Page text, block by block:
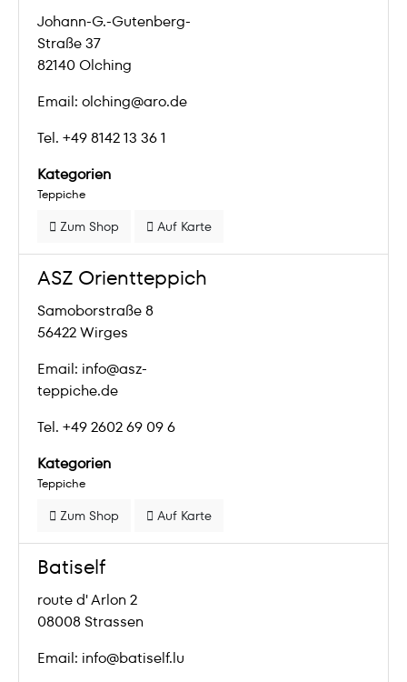
Johann-G.-Gutenberg-
Straße 37
82140 Olching
Email: olching@aro.de
Tel. +49 8142 13 36 1
Kategorien
Teppiche
Zum Shop Auf Karte
ASZ Orientteppich
Samoborstraße 8
56422 Wirges
Email: info@asz-
teppiche.de
Tel. +49 2602 69 09 6
Kategorien
Teppiche
Zum Shop Auf Karte
Batiself
route d' Arlon 2
08008 Strassen
Email: info@batiself.lu